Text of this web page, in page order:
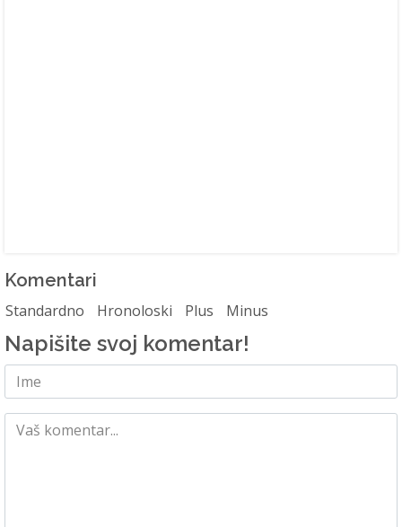
Komentari
Standardno Hronoloski Plus Minus
Napišite svoj komentar!